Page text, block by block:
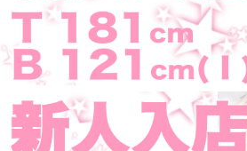
極上の癒しとド迫
ひなの
【出勤】8月9日(日)